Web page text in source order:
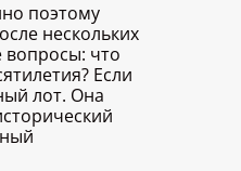
поэтому
нескольких
вопросы: что
Если
лот. Она